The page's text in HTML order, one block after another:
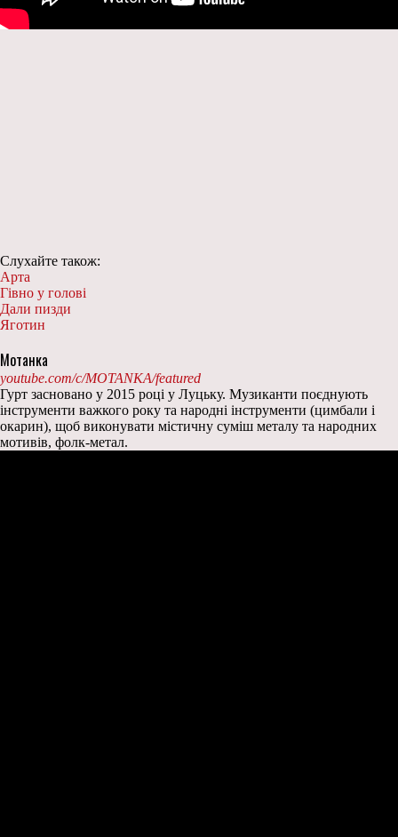
Слухайте також:
Арта
Гівно у голові
Дали пизди
Яготин
Мотанка
youtube.com/c/MOTANKA/featured
Гурт засновано у 2015 році у Луцьку. Музиканти поєднують
інструменти важкого року та народні інструменти (цимбали і
окарин), щоб виконувати містичну суміш металу та народних
мотивів, фолк-метал.